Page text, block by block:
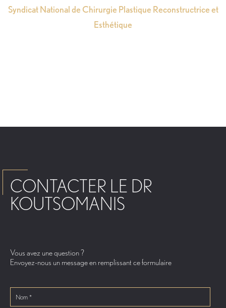
Syndicat National de Chirurgie Plastique Reconstructrice et
Esthétique
CONTACTER LE DR
KOUTSOMANIS
Vous avez une question ?
Envoyez-nous un message en remplissant ce formulaire